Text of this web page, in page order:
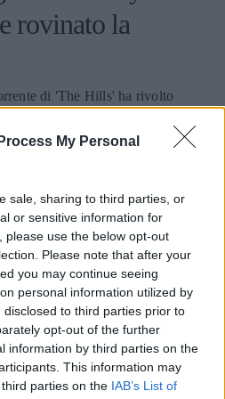
My Personal
sale, sharing to third parties, or
or sensitive information for
please use the below opt-out
Please note that after your
you may continue seeing
personal information utilized by
to third parties prior to
opt-out of the further
information by third parties on the
This information may
parties on the IAB’s List of
rovinato la
di 'The Hills' ha rivolto
esordi, quando entrambe